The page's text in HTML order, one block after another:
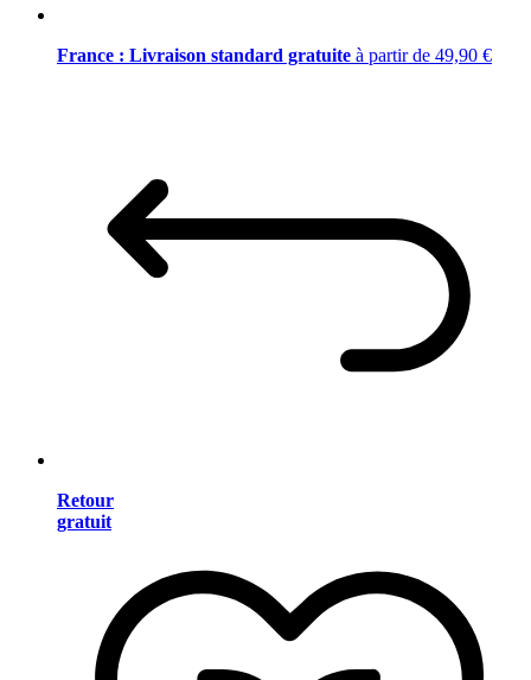
France : Livraison standard gratuite à partir de 49,90 €
Retour
gratuit